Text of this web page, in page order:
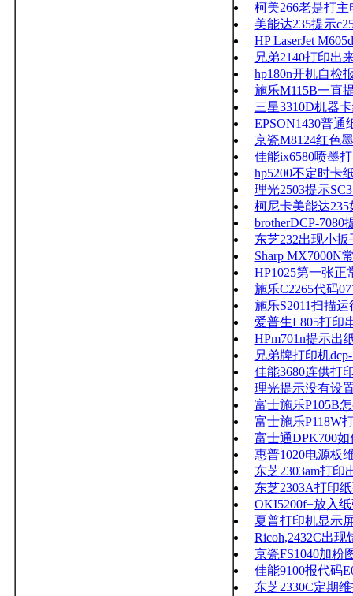
柯美266老是打主
美能达235提示
HP LaserJet
兄弟2140打印出
hp180n开机自检
施乐M115B一直
三星3310D机器
EPSON1430普通
京瓷M8124红色
佳能ix6580喷墨
hp5200不定时卡
理光2503提示
柯尼卡美能达
brotherDCP-
东芝232出现小扳
Sharp MX7000N
HP1025第一张
施乐C2265代码
施乐S2011扫描
爱普生L805打印
HPm701n提示出
兄弟牌打印机
佳能3680连供打
理光提示没有设
富士施乐P105B
富士施乐P118W
富士通DPK700
惠普1020电源板
东芝2303am打印
东芝2303A打印
OKI5200f+放入
夏普打印机显示
Ricoh,2432C出
京瓷FS1040加粉
佳能9100报代码
东芝2330C定期